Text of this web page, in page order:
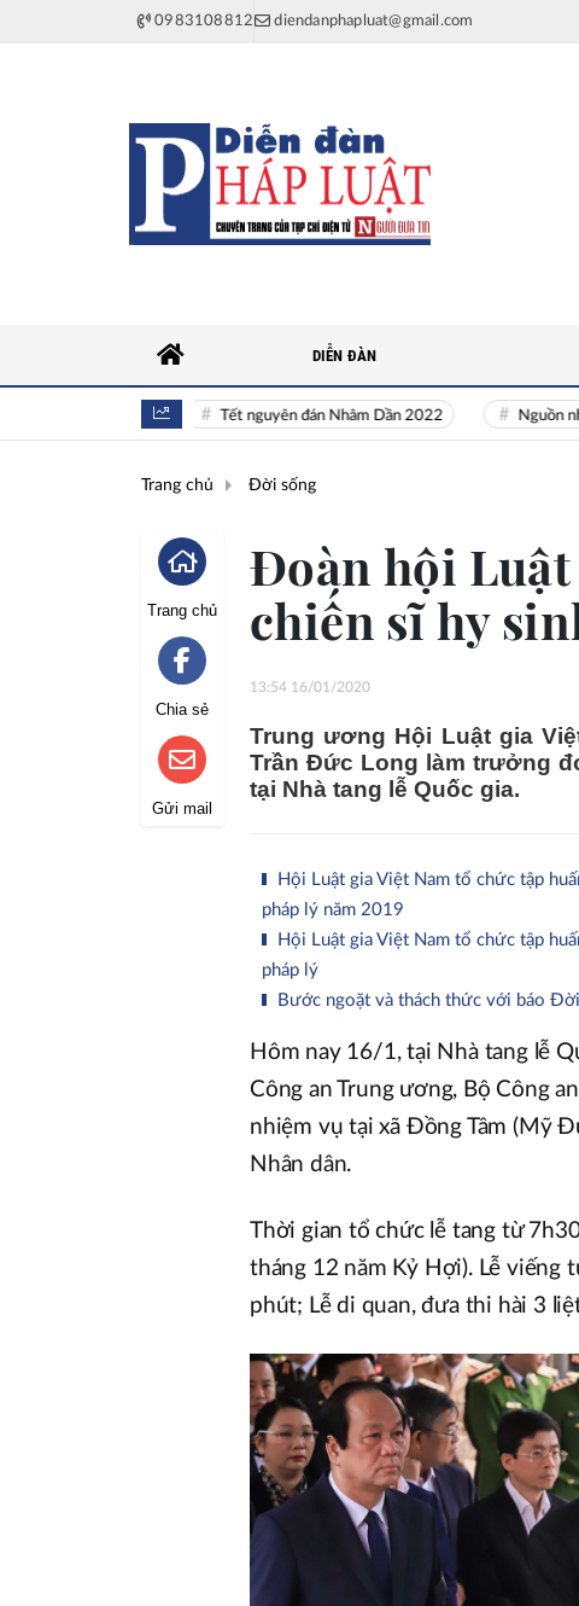
0983108812 diendanphapluat@gmail.com
Tết nguyên đán Nhâm Dần 2022 Nguồn nhân lực
DIỄN ĐÀN
Trang chủ Đời sống
Trang chủ
Chia sẻ
Gửi mail
Đoàn hội Luật
chiến sĩ hy
13:54 16/01/2020
Trung ương Hội Luật gia
Trần Đức Long làm trưởng
tại Nhà tang lễ Quốc gia.
Hội Luật gia Việt Nam tổ chức tập
pháp lý năm 2019
Hội Luật gia Việt Nam tổ chức tập
pháp lý
Bước ngoặt và thách thức với báo
Hôm nay 16/1, tại Nhà tang lễ
Công an Trung ương, Bộ Công
nhiệm vụ tại xã Đồng Tâm (Mỹ
Nhân dân.
Thời gian tổ chức lễ tang từ
tháng 12 năm Kỷ Hợi). Lễ viếng
phút; Lễ di quan, đưa thi hài 3